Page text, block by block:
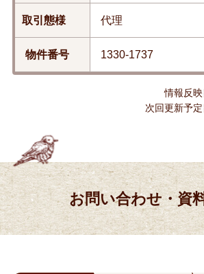
取引態様 代理
物件番号 1330-1737
情報反
次回更新予定
お問い合わせ・資